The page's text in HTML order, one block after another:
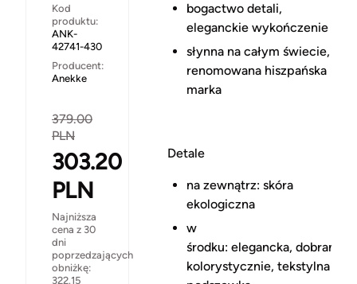
Kod
produktu:
ANK-
42741-430
Producent:
Anekke
379.00
PLN
303.20
PLN
Najniższa
cena z 30
dni
poprzedzających
obniżkę:
322.15
bogactwo detali,
eleganckie wykończenie
słynna na całym świecie,
renomowana hiszpańska
marka
Detale
na zewnątrz: skóra
ekologiczna
w
środku: elegancka, dobrana
kolorystycznie, tekstylna